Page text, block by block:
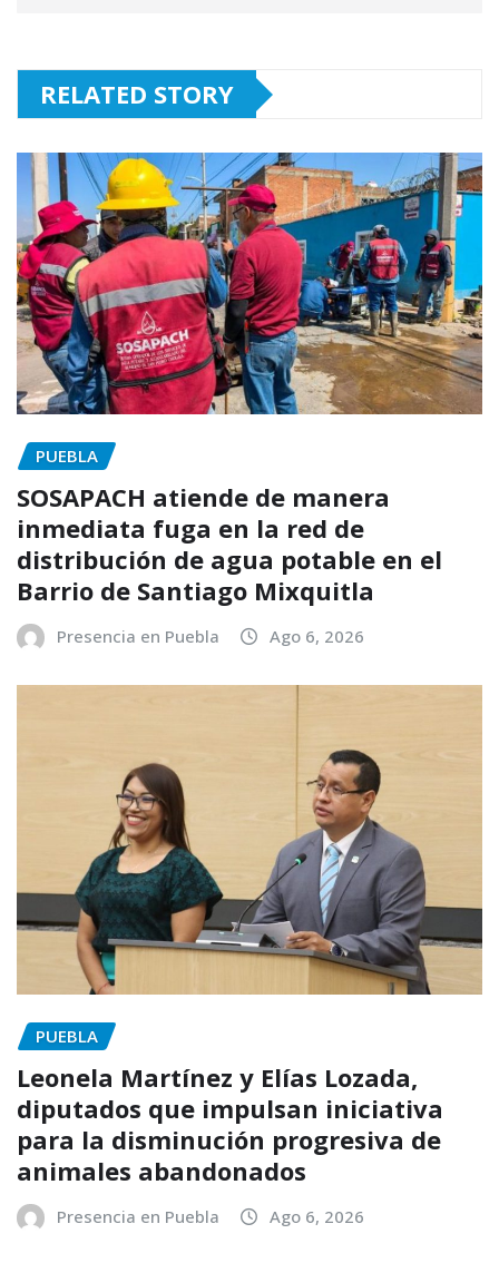
RELATED STORY
PUEBLA
SOSAPACH atiende de manera
inmediata fuga en la red de
distribución de agua potable en el
Barrio de Santiago Mixquitla
Presencia en Puebla Ago 6, 2026
PUEBLA
Leonela Martínez y Elías Lozada,
diputados que impulsan iniciativa
para la disminución progresiva de
animales abandonados
Presencia en Puebla Ago 6, 2026